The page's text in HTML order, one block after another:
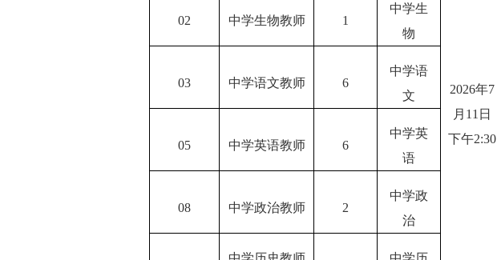
2026年7
月11日
下午2:30
02 中学生物教师 1
中学生
物
03 中学语文教师 6
中学语
文
05 中学英语教师 6
中学英
语
08 中学政治教师 2
中学政
治